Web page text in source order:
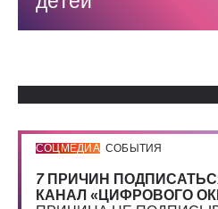
СОЦМЕДИА СОБЫТИЯ
7 ПРИЧИН
КАНАЛ «ЦИФРОВОГО